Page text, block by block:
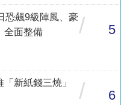
恐飆9級陣風、豪
全面整備
/ 5
新紙錢三燒」
/ 6